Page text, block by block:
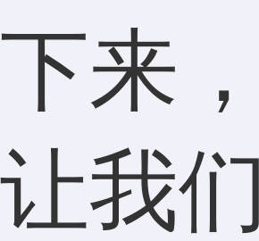
下来
让我